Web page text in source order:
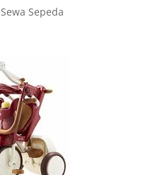
Sewa Sepeda